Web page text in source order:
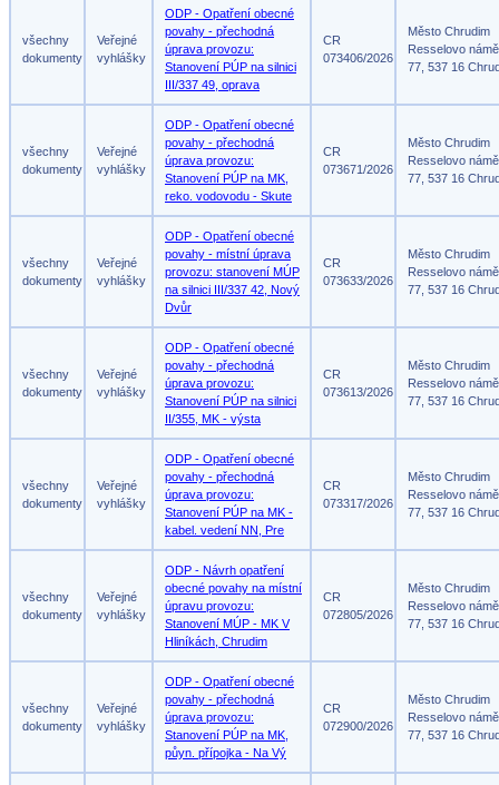
všechny
dokumenty
Veřejné
vyhlášky
ODP - Opatření obecné
povahy - přechodná
úprava provozu:
Stanovení PÚP na silnici
III/337 49, oprava
CR
073406/2026
Město Chrudim
Resselovo
77, 537 16
všechny
dokumenty
Veřejné
vyhlášky
ODP - Opatření obecné
povahy - přechodná
úprava provozu:
Stanovení PÚP na MK,
reko. vodovodu - Skute
CR
073671/2026
Město Chrudim
Resselovo
77, 537 16
všechny
dokumenty
Veřejné
vyhlášky
ODP - Opatření obecné
povahy - místní úprava
provozu: stanovení MÚP
na silnici III/337 42, Nový
Dvůr
CR
073633/2026
Město Chrudim
Resselovo
77, 537 16
všechny
dokumenty
Veřejné
vyhlášky
ODP - Opatření obecné
povahy - přechodná
úprava provozu:
Stanovení PÚP na silnici
II/355, MK - výsta
CR
073613/2026
Město Chrudim
Resselovo
77, 537 16
všechny
dokumenty
Veřejné
vyhlášky
ODP - Opatření obecné
povahy - přechodná
úprava provozu:
Stanovení PÚP na MK -
kabel. vedení NN, Pre
CR
073317/2026
Město Chrudim
Resselovo
77, 537 16
všechny
dokumenty
Veřejné
vyhlášky
ODP - Návrh opatření
obecné povahy na místní
úpravu provozu:
Stanovení MÚP - MK V
Hliníkách, Chrudim
CR
072805/2026
Město Chrudim
Resselovo
77, 537 16
všechny
dokumenty
Veřejné
vyhlášky
ODP - Opatření obecné
povahy - přechodná
úprava provozu:
Stanovení PÚP na MK,
půyn. přípojka - Na Vý
CR
072900/2026
Město Chrudim
Resselovo
77, 537 16